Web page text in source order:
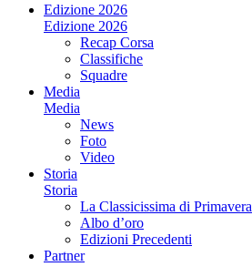
Edizione 2026
Edizione 2026
Recap Corsa
Classifiche
Squadre
Media
Media
News
Foto
Video
Storia
Storia
La Classicissima di Primavera
Albo d’oro
Edizioni Precedenti
Partner